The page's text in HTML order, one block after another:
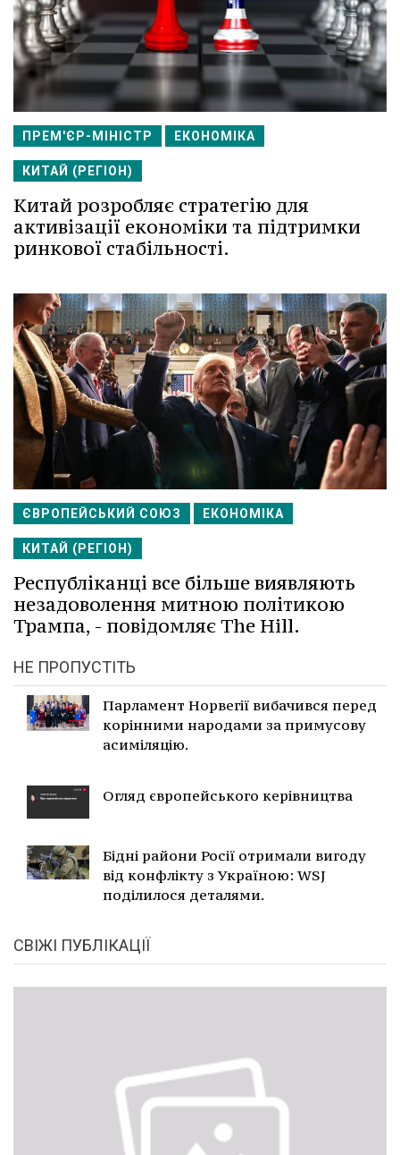
ПРЕМ'ЄР-МІНІСТР ЕКОНОМІКА
КИТАЙ (РЕГІОН)
Китай розробляє стратегію для
активізації економіки та підтримки
ринкової стабільності.
ЄВРОПЕЙСЬКИЙ СОЮЗ ЕКОНОМІКА
КИТАЙ (РЕГІОН)
Республіканці все більше виявляють
незадоволення митною політикою
Трампа, - повідомляє The Hill.
НЕ ПРОПУСТІТЬ
Парламент Норвегії вибачився перед
корінними народами за примусову
асиміляцію.
Огляд європейського керівництва
Бідні райони Росії отримали вигоду
від конфлікту з Україною: WSJ
поділилося деталями.
СВІЖІ ПУБЛІКАЦІЇ